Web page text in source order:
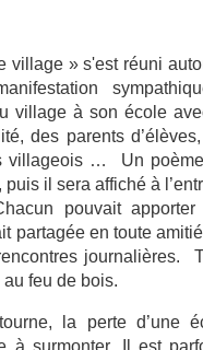
village » s'est réuni
village à son école
des parents
villageois … Un
il sera affiché à
pouvait apporter
partagée en toute
journalières.
feu de bois.
la perte d’une